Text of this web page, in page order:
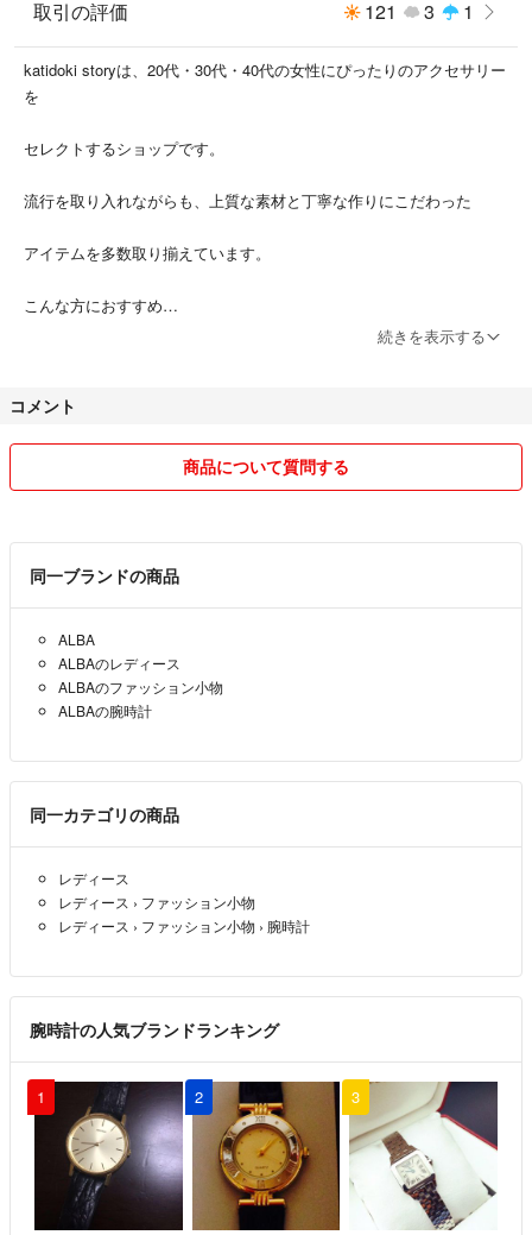
文字盤カラー...ゴールド
ベルトカラー...ゴールド
付属品...付属品なし
動作...良好
傷・割れなど...なし
#ALBA
取引の評価 121 3 1
katidoki storyは、20代・30代・40代の女性にぴったりのアクセサリー
を
セレクトするショップです。
流行を取り入れながらも、上質な素材と丁寧な作りにこだわった
アイテムを多数取り揃えています。
こんな方におすすめ
上質な素材のアクセサリーが欲しい
トレンドを取り入れたアクセサリーが欲しい
THE STORY IS THEREで取り扱っているアクセサリーは、
また、熟練の職人によって丁寧に作られているため、
長く愛用することができます。
katidoki storyは、オンラインショップの専門店です。
オンラインショップでは、24時間いつでもお買い物を楽しめます。
katidoki story
銀座の脇道の静かな優雅さの中に、聖域が待っています。
厳選されたブティック、 katidoki storyは、
現代のパワーウーマンに合わせた自信とスタイルのささやきをお届けし
ます。
店内に足を踏み入れると、洗練された言葉だけが語られる、
続きを表示する
コメント
商品について質問する
同一ブランドの商品
ALBA
ALBAのレディース
ALBAのファッション小物
ALBAの腕時計
同一カテゴリの商品
レディース
レディース › ファッション小物
レディース › ファッション小物 › 腕時計
腕時計の人気ブランドランキング
1 2 3